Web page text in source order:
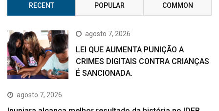
RECENT POPULAR COMMON
agosto 7, 2026
LEI QUE AUMENTA PUNIÇÃO A
CRIMES DIGITAIS CONTRA CRIANÇAS
É SANCIONADA.
agosto 7, 2026